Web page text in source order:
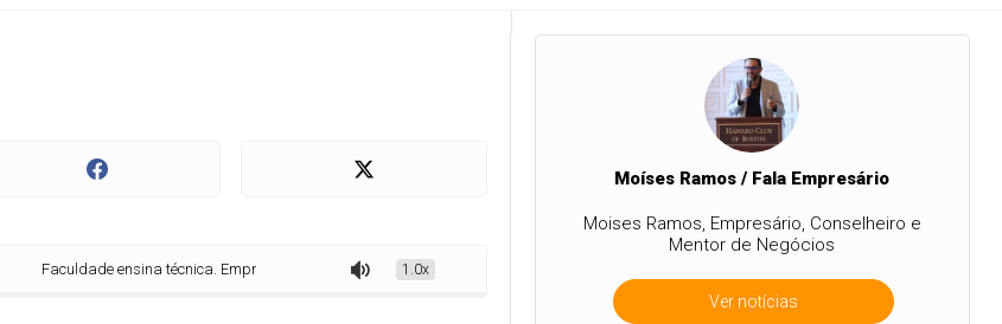
Faculdade ensina técnica. Empreender exige visão. 1.0x
Moíses Ramos / Fala Empresário
Moises Ramos, Empresário, Conselheiro e
Mentor de Negócios
Ver notícias